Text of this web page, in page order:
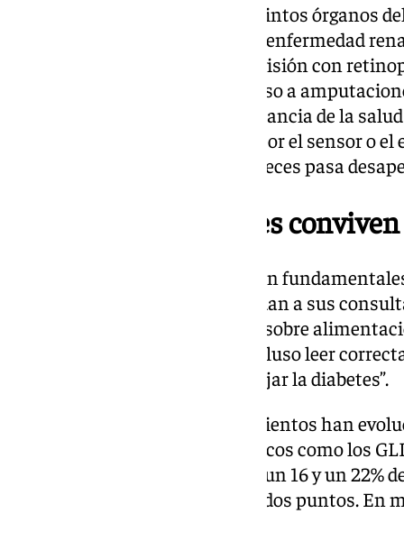
La diabetes puede afectar a distintos órganos
cardiovascular, puede provocar enfermedad
proteína en la orina, afectar la visión con
salud de los pies, llegando incluso a
la especialista resalta la importancia de la
duermen ocho horas seguidas por el sensor o
enfermedad, algo que muchas veces pasa
Consejos para quienes
La educación y la prevención son
Dra. Cordero recomienda: “Acudan a sus
cursos de educación, aprendan sobre
glucémico de los alimentos. Incluso leer
productos es crucial para manejar la diabetes”.
En los últimos años, los tratamientos han
Hoy en día se cuenta con fármacos como los
semana, ayudan a perder entre un 16 y un 22%
hemoglobina glicosilada hasta dos puntos. En